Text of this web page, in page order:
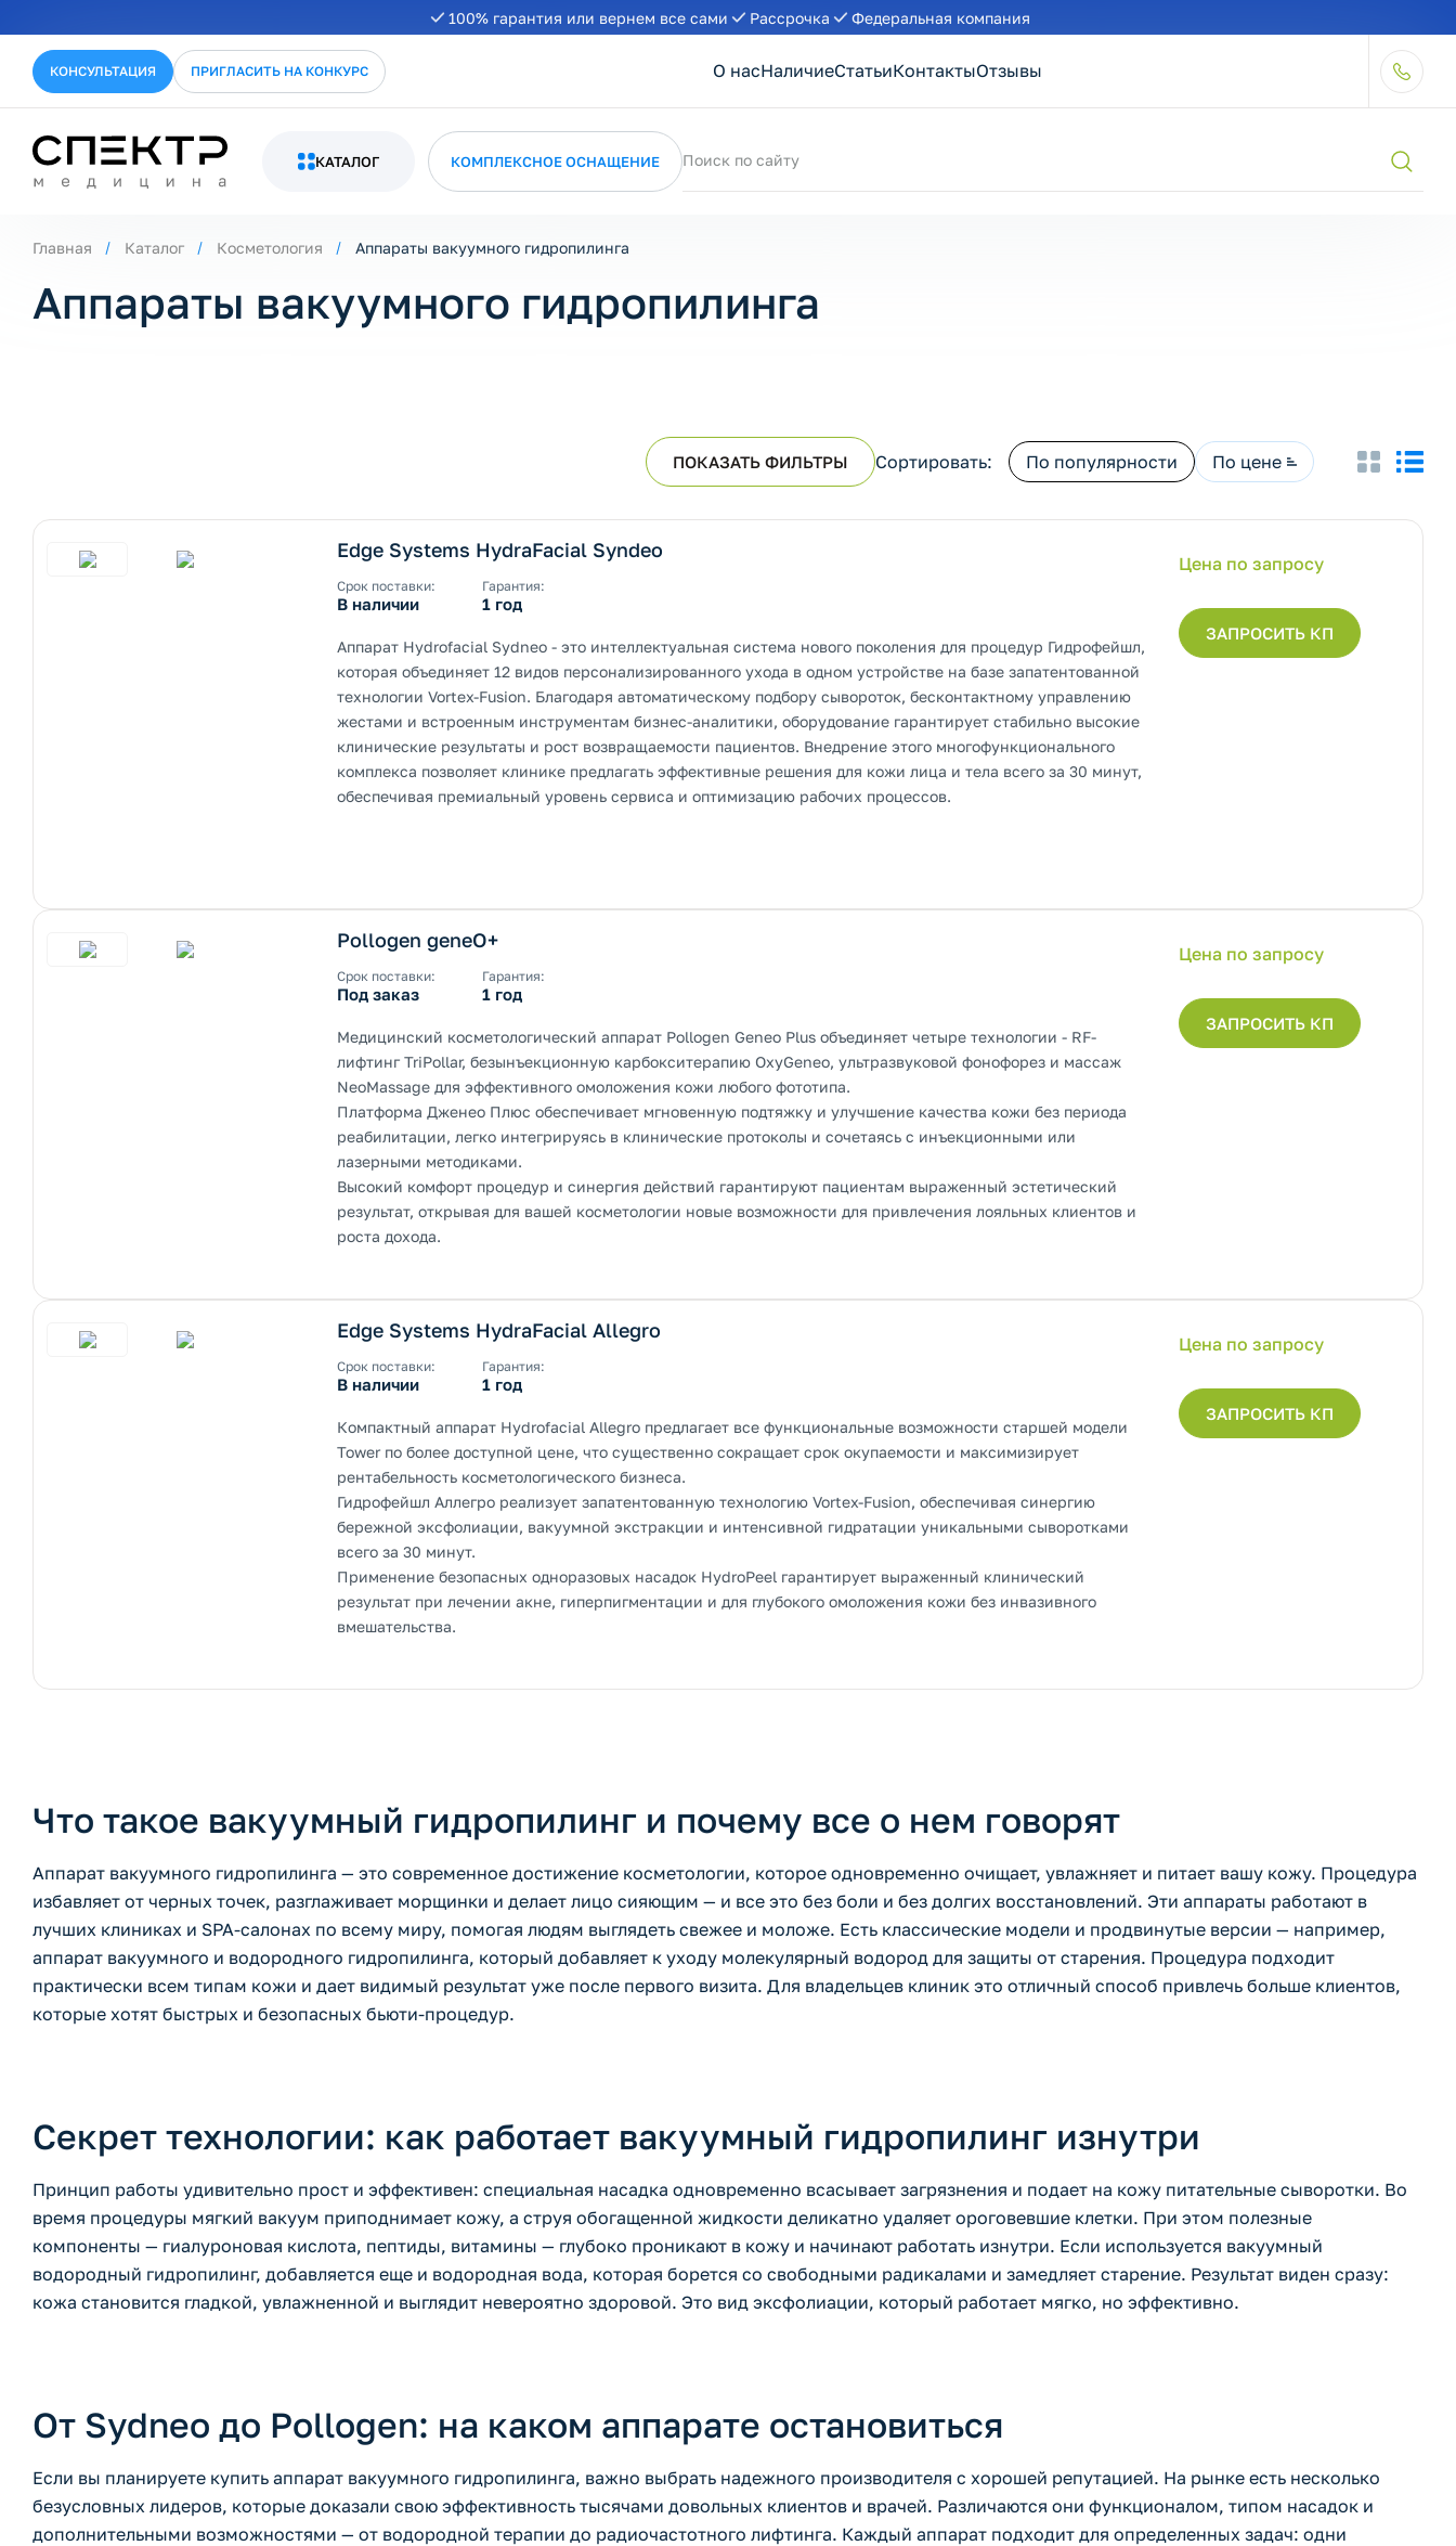
100% гарантия или вернем все сами Рассрочка Федеральная компания
КОНСУЛЬТАЦИЯ ПРИГЛАСИТЬ НА КОНКУРС О насНаличиеСтатьиКонтактыОтзывы
КАТАЛОГ КОМПЛЕКСНОЕ ОСНАЩЕНИЕ Поиск по сайту
Главная Каталог Косметология Аппараты вакуумного гидропилинга
Аппараты вакуумного гидропилинга
развернуть категорию
развернуть категорию
ПОКАЗАТЬ ФИЛЬТРЫ Сортировать: По популярности По цене
Edge Systems HydraFacial Syndeo
Цена по запросу
ЗАПРОСИТЬ КП
Срок поставки:
В наличии
Гарантия:
1 год
Аппарат Hydrofacial Sydneo - это интеллектуальная система нового поколения для процедур Гидрофейшл,
которая объединяет 12 видов персонализированного ухода в одном устройстве на базе запатентованной
технологии Vortex-Fusion. Благодаря автоматическому подбору сывороток, бесконтактному управлению
жестами и встроенным инструментам бизнес-аналитики, оборудование гарантирует стабильно высокие
клинические результаты и рост возвращаемости пациентов. Внедрение этого многофункционального
комплекса позволяет клинике предлагать эффективные решения для кожи лица и тела всего за 30 минут,
обеспечивая премиальный уровень сервиса и оптимизацию рабочих процессов.
Pollogen geneO+
Цена по запросу
ЗАПРОСИТЬ КП
Срок поставки:
Под заказ
Гарантия:
1 год
Медицинский косметологический аппарат Pollogen Geneo Plus объединяет четыре технологии - RF-
лифтинг TriPollar, безынъекционную карбокситерапию OxyGeneo, ультразвуковой фонофорез и массаж
NeoMassage для эффективного омоложения кожи любого фототипа.
Платформа Дженео Плюс обеспечивает мгновенную подтяжку и улучшение качества кожи без периода
реабилитации, легко интегрируясь в клинические протоколы и сочетаясь с инъекционными или
лазерными методиками.
Высокий комфорт процедур и синергия действий гарантируют пациентам выраженный эстетический
результат, открывая для вашей косметологии новые возможности для привлечения лояльных клиентов и
роста дохода.
Edge Systems HydraFacial Allegro
Цена по запросу
ЗАПРОСИТЬ КП
Срок поставки:
В наличии
Гарантия:
1 год
Компактный аппарат Hydrofacial Allegro предлагает все функциональные возможности старшей модели
Tower по более доступной цене, что существенно сокращает срок окупаемости и максимизирует
рентабельность косметологического бизнеса.
Гидрофейшл Аллегро реализует запатентованную технологию Vortex-Fusion, обеспечивая синергию
бережной эксфолиации, вакуумной экстракции и интенсивной гидратации уникальными сыворотками
всего за 30 минут.
Применение безопасных одноразовых насадок HydroPeel гарантирует выраженный клинический
результат при лечении акне, гиперпигментации и для глубокого омоложения кожи без инвазивного
вмешательства.
Что такое вакуумный гидропилинг и почему все о нем говорят
Аппарат вакуумного гидропилинга — это современное достижение косметологии, которое одновременно очищает, увлажняет и питает вашу кожу. Процедура
избавляет от черных точек, разглаживает морщинки и делает лицо сияющим — и все это без боли и без долгих восстановлений. Эти аппараты работают в
лучших клиниках и SPA-салонах по всему миру, помогая людям выглядеть свежее и моложе. Есть классические модели и продвинутые версии — например,
аппарат вакуумного и водородного гидропилинга, который добавляет к уходу молекулярный водород для защиты от старения. Процедура подходит
практически всем типам кожи и дает видимый результат уже после первого визита. Для владельцев клиник это отличный способ привлечь больше клиентов,
которые хотят быстрых и безопасных бьюти-процедур.
Секрет технологии: как работает вакуумный гидропилинг изнутри
Принцип работы удивительно прост и эффективен: специальная насадка одновременно всасывает загрязнения и подает на кожу питательные сыворотки. Во
время процедуры мягкий вакуум приподнимает кожу, а струя обогащенной жидкости деликатно удаляет ороговевшие клетки. При этом полезные
компоненты — гиалуроновая кислота, пептиды, витамины — глубоко проникают в кожу и начинают работать изнутри. Если используется вакуумный
водородный гидропилинг, добавляется еще и водородная вода, которая борется со свободными радикалами и замедляет старение. Результат виден сразу:
кожа становится гладкой, увлажненной и выглядит невероятно здоровой. Это вид эксфолиации, который работает мягко, но эффективно.
От Sydneo до Pollogen: на каком аппарате остановиться
Если вы планируете купить аппарат вакуумного гидропилинга, важно выбрать надежного производителя с хорошей репутацией. На рынке есть несколько
безусловных лидеров, которые доказали свою эффективность тысячами довольных клиентов и врачей. Различаются они функционалом, типом насадок и
дополнительными возможностями — от водородной терапии до радиочастотного лифтинга. Каждый аппарат подходит для определенных задач: одни